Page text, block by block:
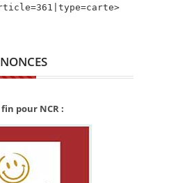
pour NCR :